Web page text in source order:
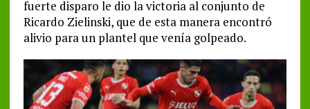
fuerte disparo le dio la victoria al conjunto de
Ricardo Zielinski, que de esta manera encontró
alivio para un plantel que venía golpeado.